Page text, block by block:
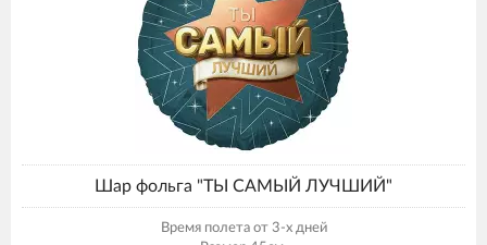
Шар фольга "ТЫ САМЫЙ ЛУЧШИЙ"
Время полета от 3-х дней